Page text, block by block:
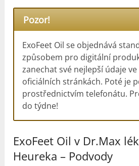
Pozor!
ExoFeet Oil se objednává
způsobem pro digitální
zanechat své nejlepší údaje
oficiálních stránkách. Poté je
prostřednictvím telefonátu.
do týdne!
ExoFeet Oil v Dr.Max
Heureka – Podvody